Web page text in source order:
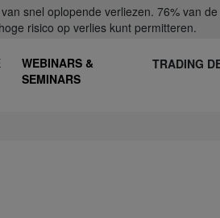
snel oplopende verliezen. 76% van
risico op verlies kunt permitteren.
WEBINARS &
SEMINARS
TRADING